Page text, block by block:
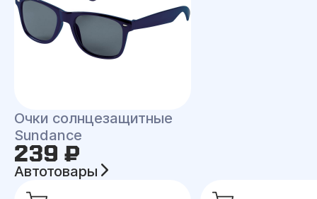
Очки солнцезащитные
Sundance
239 ₽
Автотовары